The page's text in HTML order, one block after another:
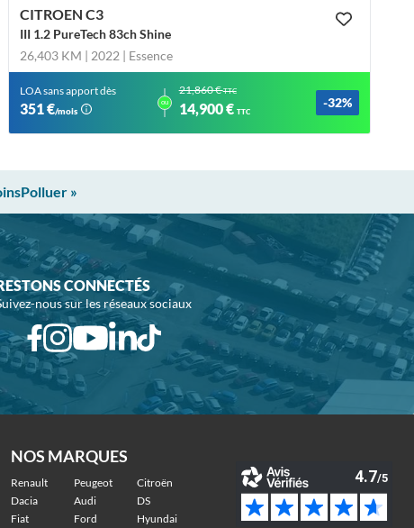
CITROEN C3
III 1.2 PureTech 83ch Shine
26,403 KM | 2022 | Essence
LOA sans apport dès
351 €/mois
ou
21,860 €TTC
14,900 € TTC
-32%
»
CONNECTÉS
nous sur les réseaux sociaux
NOS MARQUES
Renault Peugeot
Citroën
Dacia
Audi
DS
Fiat
Ford Hyundai